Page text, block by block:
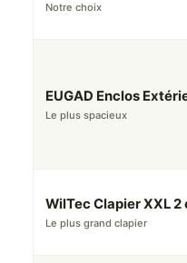
Notre choix
EUGAD Enclos
Le plus spacieux
WilTec Clapier XXL 2
Le plus grand clapier